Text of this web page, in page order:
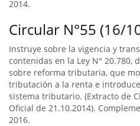
2014.
Circular N°55 (16/
Instruye sobre la vigencia y
contenidas en la Ley N° 20.780,
sobre reforma tributaria, que
tributación a la renta e
sistema tributario. (Extracto de
Oficial de 21.10.2014).
2016.